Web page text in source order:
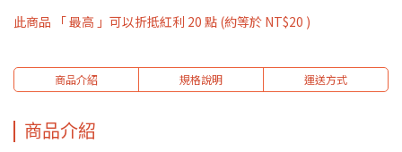
此商品 「 最高 」可以折抵紅利 20 點 (約等於 NT$20 )
商品介紹 規格說明 運送方式
商品介紹